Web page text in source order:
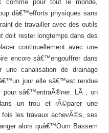
comme pour tout le monde,
dâ€™efforts physiques sans
de travailler avec des outils
doit rester longtemps dans des
continuellement avec une
encore sâ€™engouffrer dans
canalisation de drainage
jour elle sâ€™est rendue
pour sâ€™entraÃ®ner. LÃ , on
un trou et rÃ©parer une
fois les travaux achevÃ©s, ses
alors quâ€™Oum Bassem